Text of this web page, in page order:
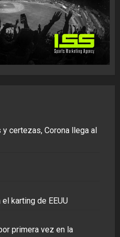
y certezas, Corona llega al
karting de EEUU
primera vez en la